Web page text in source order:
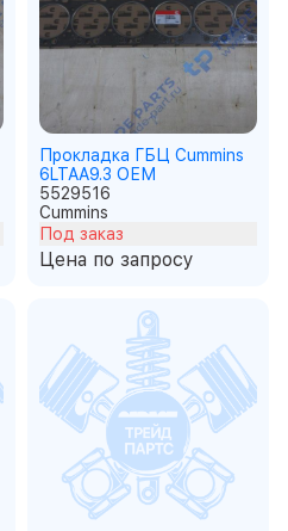
Прокладка ГБЦ Cummins
6LTAA9.3 ОЕМ
5529516
Cummins
Под заказ
Цена по запросу